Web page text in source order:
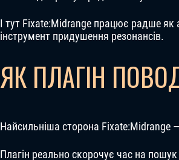
І тут Fixate:Midrange працює радше як
інструмент придушення резонансів.
ЯК ПЛАГІН
Найсильніша сторона Fixate:Midrange
Плагін реально скорочує час на